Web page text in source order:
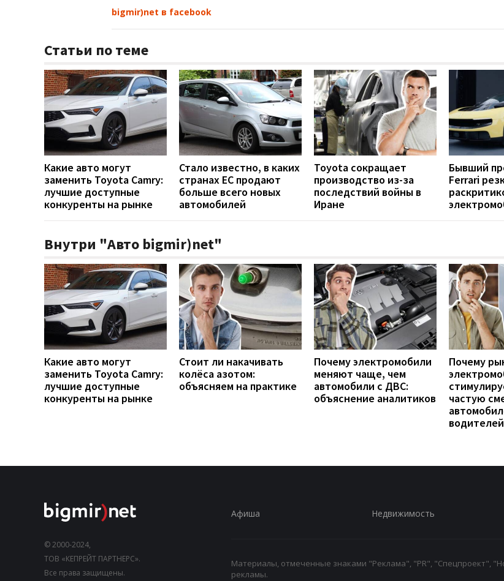
bigmir)net в facebook
Статьи по теме
Какие авто могут
заменить Toyota Camry:
лучшие доступные
конкуренты на рынке
Стало известно, в каких
странах ЕС продают
больше всего новых
автомобилей
Toyota сокращает
производство из-за
последствий войны в
Иране
Бывший
Ferrari
Внутри "Авто bigmir)net"
Какие авто могут
заменить Toyota Camry:
лучшие доступные
конкуренты на рынке
Стоит ли накачивать
колёса азотом:
объясняем на практике
Почему электромобили
меняют чаще, чем
автомобили с ДВС:
объяснение аналитиков
Почему
частую
водителей
© 2000-2024,
ТОВ «КЕПРЕЙТ ПАРТНЕРС».
Все права защищены.
Афиша Недвижимость
Материалы, отмеченные знаками "Реклама", "PR", "Спецпроект",
рекламы.